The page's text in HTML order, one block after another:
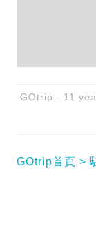
GOtrip 11
GOtrip首頁